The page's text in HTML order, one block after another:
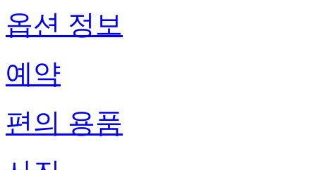
옵션 정보
예약
편의 용품